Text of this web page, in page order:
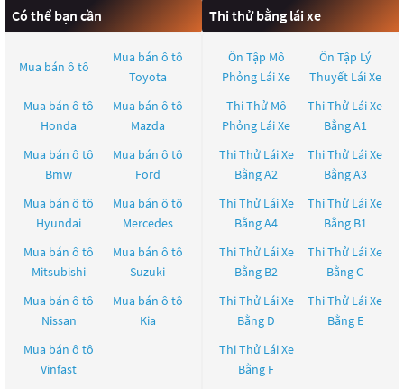
Có thể bạn cần
Mua bán ô tô
Mua bán ô tô
Toyota
Mua bán ô tô
Honda
Mua bán ô tô
Mazda
Mua bán ô tô
Bmw
Mua bán ô tô
Ford
Mua bán ô tô
Hyundai
Mua bán ô tô
Mercedes
Mua bán ô tô
Mitsubishi
Mua bán ô tô
Suzuki
Mua bán ô tô
Nissan
Mua bán ô tô
Kia
Mua bán ô tô
Vinfast
Thi thử bằng lái xe
Ôn Tập Mô
Phỏng Lái Xe
Ôn Tập Lý
Thuyết Lái Xe
Thi Thử Mô
Phỏng Lái Xe
Thi Thử Lái Xe
Bằng A1
Thi Thử Lái Xe
Bằng A2
Thi Thử Lái Xe
Bằng A3
Thi Thử Lái Xe
Bằng A4
Thi Thử Lái Xe
Bằng B1
Thi Thử Lái Xe
Bằng B2
Thi Thử Lái Xe
Bằng C
Thi Thử Lái Xe
Bằng D
Thi Thử Lái Xe
Bằng E
Thi Thử Lái Xe
Bằng F